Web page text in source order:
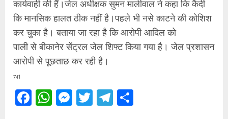
कार्यवाही की हैं।जेल अधीक्षक सुमन मालीवाल ने कहा कि कैदी
कि मानसिक हालत ठीक नहीं है।पहले भी नसे काटने की कोशिश
कर चुका है। बताया जा रहा है कि आरोपी आदिल को
पाली से बीकानेर सेंट्रल जेल शिफ्ट किया गया है। जेल प्रशासन
आरोपी से पूछताछ कर रही है।
741
Facebook
WhatsApp
Messenger
TwitterTelegram